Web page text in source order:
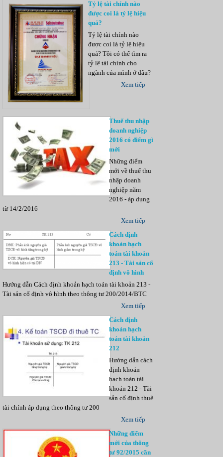
Tỷ lệ tài chính nào
được coi là tỷ lệ hiệu
quả?
Tỷ lệ tài chính nào
được coi là tỷ lệ hiệu
quả? Tôi có thể tìm ra
tỷ lệ tài chính cho
ngành của mình ở đâu?
Xem tiếp
Thuế thu nhập
doanh nghiệp
2016 có điểm gì
mới
Những điểm
mới về thuế thu
nhập doanh
nghiệp năm
2016 - áp dụng
từ 14/2/2016
Xem tiếp
Cách định
khoản hạch
toán tài khoản
213 - Tài sản cố
định vô hình
Hướng dẫn Cách định khoản hạch toán tài khoản 213 -
Tài sản cố định vô hình theo thông tư 200/2014/BTC
Xem tiếp
Cách định
khoản hạch
toán tài khoản
212
Hướng dẫn cách
định khoản
hạch toán tài
khoản 212 - Tài
sản cố định thuê
tài chính áp dụng theo thông tư 200
Xem tiếp
Những điểm
mới của thông
tư 92/2015 cần